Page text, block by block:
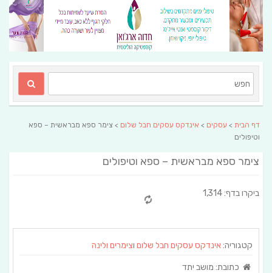
דף הבית > עסקים > אינדקס עסקים חבל שלום > צימר ספא מבראשית – ספא
וטיפולים
צימר ספא מבראשית – ספא וטיפולים
ביקרו בדף: 1,314
קטגוריה:אינדקס עסקים חבל שלום וצימרים ולינה
כתובת: מושב יתד